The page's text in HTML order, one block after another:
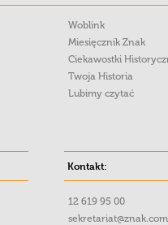
Woblink
Miesięcznik Znak
Ciekawostki
Twoja Historia
Lubimy czytać
Kontakt:
12 619 95 00